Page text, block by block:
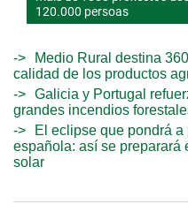
120.000 persoas
Medio Rural destina
calidad de los productos
Galicia y Portugal
grandes incendios
El eclipse que pondrá
española: así se preparará
solar